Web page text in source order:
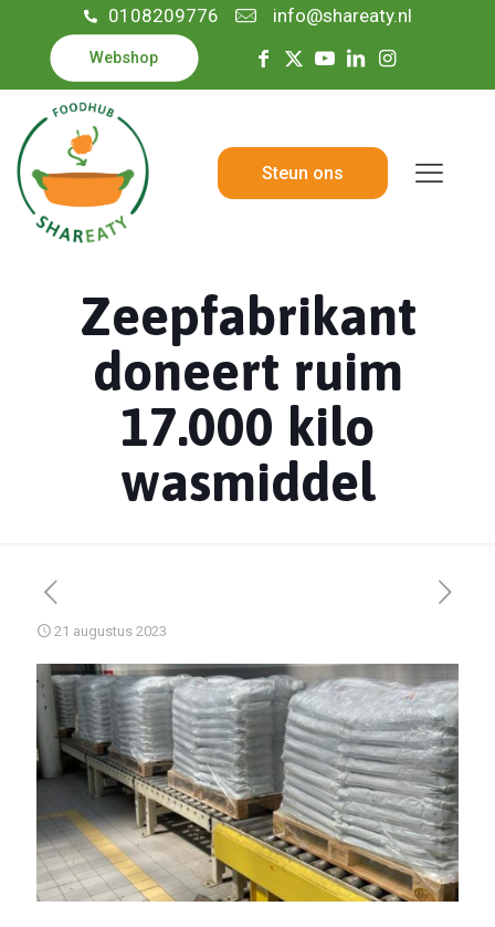
0108209776 info@shareaty.nl
Webshop
Steun ons
Zeepfabrikant
doneert ruim
17.000 kilo
wasmiddel
21 augustus 2023